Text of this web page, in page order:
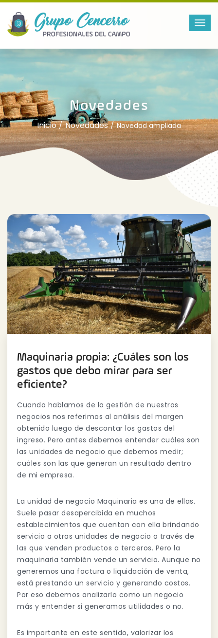
Novedades
Inicio Novedades Novedad ampliada
Maquinaria propia: ¿Cuáles son los
gastos que debo mirar para ser
eficiente?
Cuando hablamos de la gestión de nuestros
negocios nos referimos al análisis del margen
obtenido luego de descontar los gastos del
ingreso. Pero antes debemos entender cuáles son
las unidades de negocio que debemos medir;
cuáles son las que generan un resultado dentro
de mi empresa.
La unidad de negocio Maquinaria es una de ellas.
Suele pasar desapercibida en muchos
establecimientos que cuentan con ella brindando
servicio a otras unidades de negocio a través de
las que venden productos a terceros. Pero la
maquinaria también vende un servicio. Aunque no
generemos una factura o liquidación de venta,
está prestando un servicio y generando costos.
Por eso debemos analizarlo como un negocio
más y entender si generamos utilidades o no.
Es importante en este sentido, valorizar los